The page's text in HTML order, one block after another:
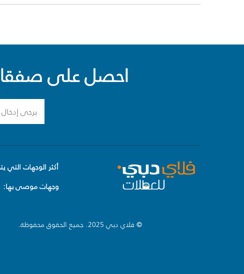
احصل على
أكثر الوجهات التي
وجهات موصى بها:
© فلاي دبي 2025. جميع الحقوق محفوظة.